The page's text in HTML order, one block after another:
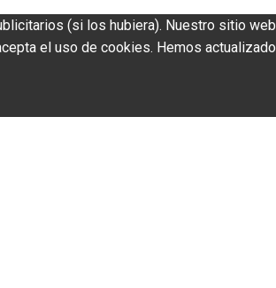
(si los hubiera). Nuestro sitio
el uso de cookies. Hemos